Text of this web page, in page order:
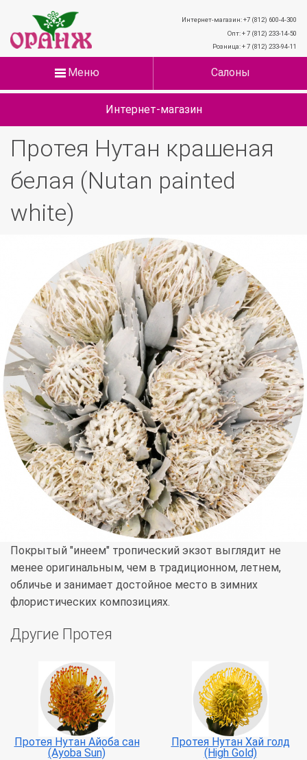
Интернет-магазин: +7 (812) 600-4-300
Опт: + 7 (812) 233-14-50
Розница: + 7 (812) 233-94-11
Меню Салоны
Интернет-магазин
Протея Нутан крашеная
белая (Nutan painted
white)
Покрытый "инеем" тропический экзот выглядит не
менее оригинальным, чем в традиционном, летнем,
обличье и занимает достойное место в зимних
флористических композициях.
Другие Протея
Протея Нутан Айоба сан
(Ayoba Sun)
Протея Нутан Хай голд
(High Gold)